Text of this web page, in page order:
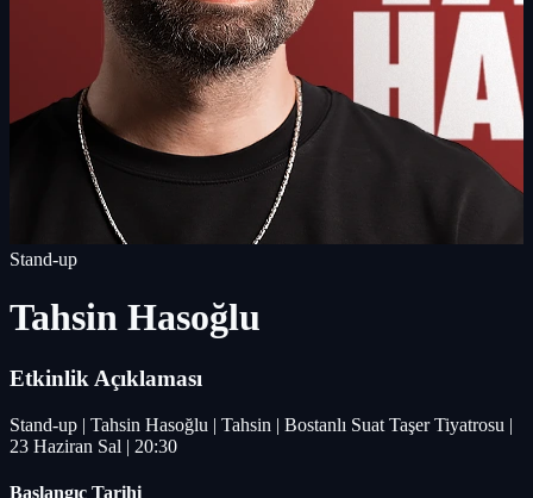
Stand-up
Tahsin Hasoğlu
Etkinlik Açıklaması
Stand-up | Tahsin Hasoğlu | Tahsin | Bostanlı Suat Taşer Tiyatrosu |
23 Haziran Sal | 20:30
Başlangıç Tarihi